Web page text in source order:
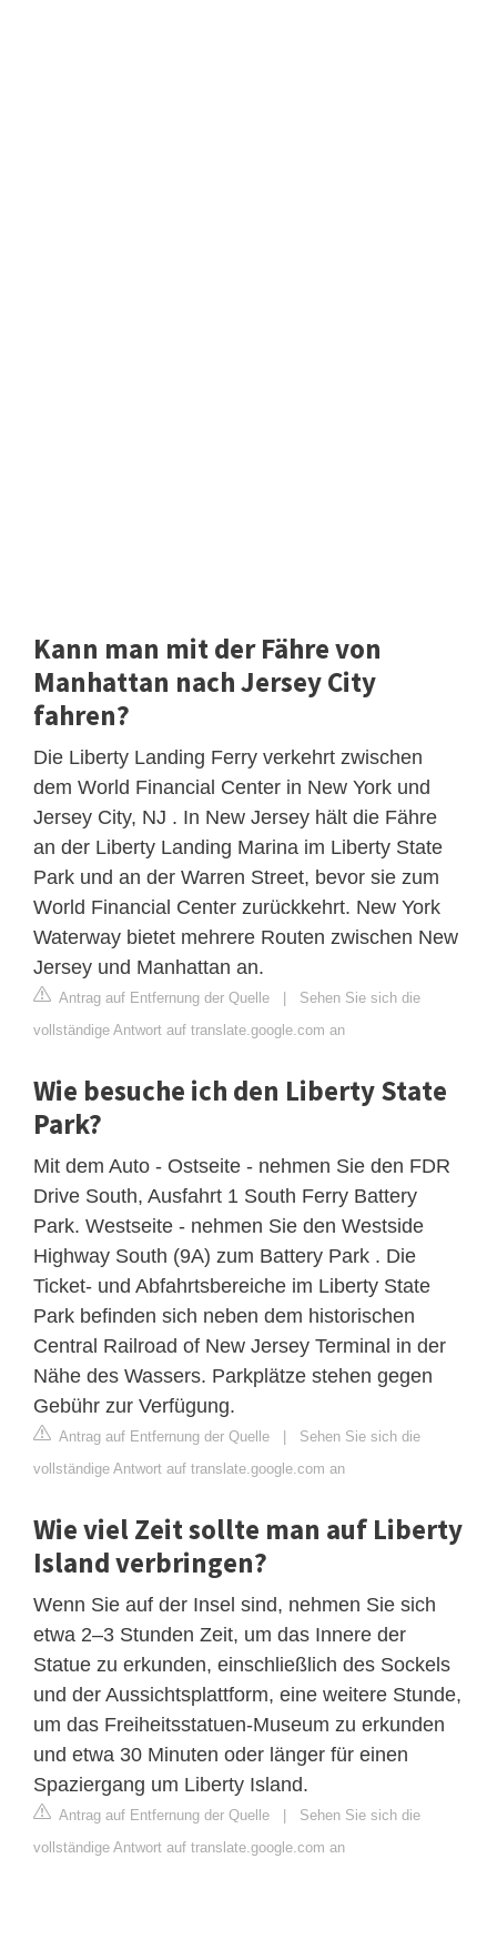
Kann man mit der Fähre von
Manhattan nach Jersey City
fahren?
Die Liberty Landing Ferry verkehrt zwischen
dem World Financial Center in New York und
Jersey City, NJ . In New Jersey hält die Fähre
an der Liberty Landing Marina im Liberty State
Park und an der Warren Street, bevor sie zum
World Financial Center zurückkehrt. New York
Waterway bietet mehrere Routen zwischen New
Jersey und Manhattan an.
Antrag auf Entfernung der Quelle | Sehen Sie sich die
vollständige Antwort auf translate.google.com an
Wie besuche ich den Liberty State
Park?
Mit dem Auto - Ostseite - nehmen Sie den FDR
Drive South, Ausfahrt 1 South Ferry Battery
Park. Westseite - nehmen Sie den Westside
Highway South (9A) zum Battery Park . Die
Ticket- und Abfahrtsbereiche im Liberty State
Park befinden sich neben dem historischen
Central Railroad of New Jersey Terminal in der
Nähe des Wassers. Parkplätze stehen gegen
Gebühr zur Verfügung.
Antrag auf Entfernung der Quelle | Sehen Sie sich die
vollständige Antwort auf translate.google.com an
Wie viel Zeit sollte man auf Liberty
Island verbringen?
Wenn Sie auf der Insel sind, nehmen Sie sich
etwa 2–3 Stunden Zeit, um das Innere der
Statue zu erkunden, einschließlich des Sockels
und der Aussichtsplattform, eine weitere Stunde,
um das Freiheitsstatuen-Museum zu erkunden
und etwa 30 Minuten oder länger für einen
Spaziergang um Liberty Island.
Antrag auf Entfernung der Quelle | Sehen Sie sich die
vollständige Antwort auf translate.google.com an